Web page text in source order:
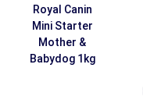
Royal Canin
Mini Starter
Mother &
Babydog 1kg